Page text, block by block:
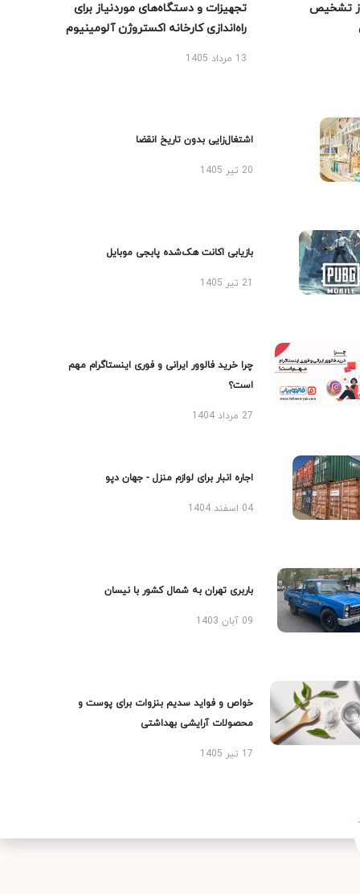
تشخیص
تجهیزات و دستگاه‌های موردنیاز برای
راه‌اندازی کارخانه اکستروژن آلومینیوم
13 مرداد 1405
اشتغال‌زایی بدون تاریخ انقضا
20 تیر 1405
بازیابی اکانت هک‌شده پابجی موبایل
چرا خرید فالوور ایرانی و فوری اینستاگرام مهم
است؟
27 مرداد 1404
اجاره انبار برای لوازم منزل - جهان دپو
04 اسفند 1404
باربری تهران به شمال کشور با نیسان
09 آبان 1403
خواص و فواید سدیم بنزوات برای پوست و
محصولات آرایشی بهداشتی
17 تیر 1405